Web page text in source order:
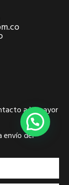
a la mayor
envío del